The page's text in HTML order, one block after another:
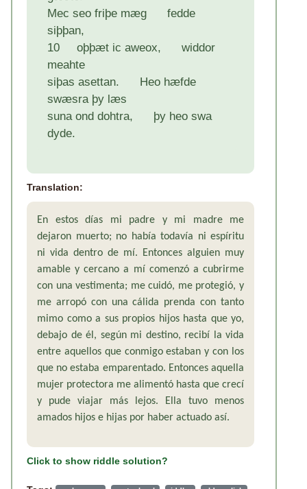
Mec seo friþe mæg fedde
siþþan,
10 oþþæt ic aweox, widdor
meahte
siþas asettan. Heo hæfde
swæsra þy læs
suna ond dohtra, þy heo swa
dyde.
Translation:
En estos días mi padre y mi madre me
dejaron muerto; no había todavía ni espíritu
ni vida dentro de mí. Entonces alguien muy
amable y cercano a mí comenzó a cubrirme
con una vestimenta; me cuidó, me protegió, y
me arropó con una cálida prenda con tanto
mimo como a sus propios hijos hasta que yo,
debajo de él, según mi destino, recibí la vida
entre aquellos que conmigo estaban y con los
que no estaba emparentado. Entonces aquella
mujer protectora me alimentó hasta que crecí
y pude viajar más lejos. Ella tuvo menos
amados hijos e hijas por haber actuado así.
Click to show riddle solution?